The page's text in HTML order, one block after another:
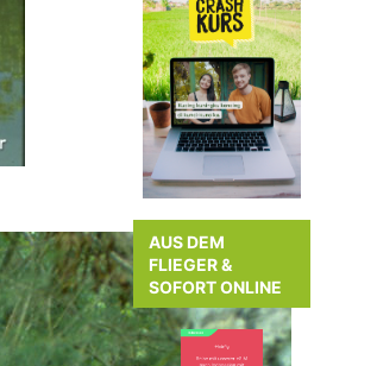
AUS DEM
FLIEGER &
SOFORT ONLINE